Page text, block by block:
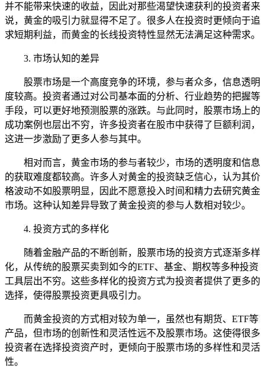
并不能带来快速的收益，因此对那些渴望快速获利的投资者来
说，黄金的吸引力就显得不足了。很多人在投资时更倾向于追
求短期利益，而黄金的长线投资特性显然无法满足这种需求。
3. 市场认知的差异
股票市场是一个高度竞争的环境，参与者众多，信息透明
度较高。投资者通过对公司基本面的分析、行业趋势的把握等
手段，可以更好地预测股票的涨跌。与此同时，股票市场上的
成功案例也层出不穷，许多投资者在股市中获得了巨额利润，
这进一步激励了更多人参与其中。
相对而言，黄金市场的参与者较少，市场的透明度和信息
的获取难度都较高。许多人对黄金的投资缺乏信心，认为其价
格波动不如股票明显，因此不愿意投入时间和精力去研究黄金
市场。这种认知差异导致了黄金投资的参与人数相对较少。
4. 投资方式的多样化
随着金融产品的不断创新，股票市场的投资方式逐渐多样
化，从传统的股票买卖到如今的ETF、基金、期权等多种投资
工具层出不穷。这些多样化的投资方式为投资者提供了更多的
选择，使得股票投资更具吸引力。
而黄金投资的方式相对较为单一，虽然也有期货、ETF等
产品，但市场的创新性和灵活性远不及股票市场。这使得很多
投资者在选择投资资产时，更倾向于股票市场的多样性和灵活
性。